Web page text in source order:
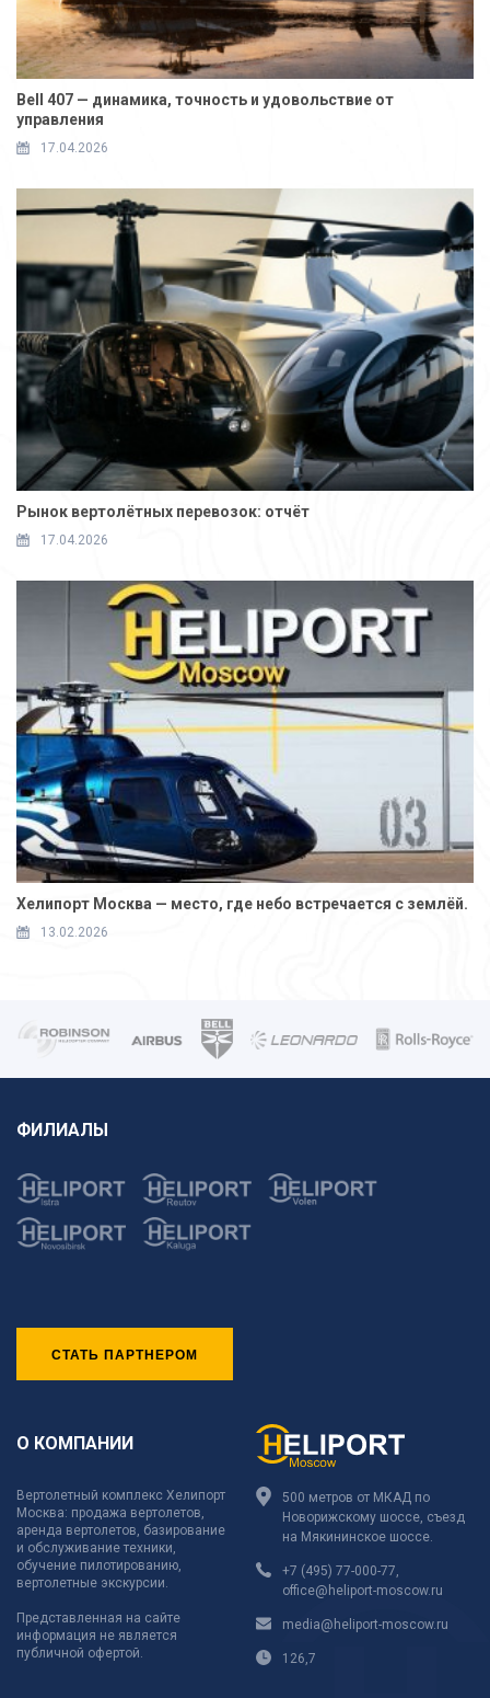
Bell 407 — динамика, точность и удовольствие от
управления
17.04.2026
Рынок вертолётных перевозок: отчёт
17.04.2026
Хелипорт Москва — место, где небо встречается с землёй.
13.02.2026
ФИЛИАЛЫ
СТАТЬ ПАРТНЕРОМ
О КОМПАНИИ
Вертолетный комплекс Хелипорт
Москва: продажа вертолетов,
аренда вертолетов, базирование
и обслуживание техники,
обучение пилотированию,
вертолетные экскурсии.
Представленная на сайте
информация не является
публичной офертой.
500 метров от МКАД по
Новорижскому шоссе, съезд
на Мякининское шоссе.
+7 (495) 77-000-77
office@heliport-moscow.ru
media@heliport-moscow.ru
126,7